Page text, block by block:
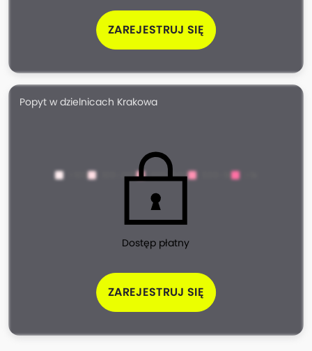
ZAREJESTRUJ SIĘ
Popyt w dzielnicach Krakowa
Dostęp płatny
ZAREJESTRUJ SIĘ
<100 100-200 200-500 500-1k